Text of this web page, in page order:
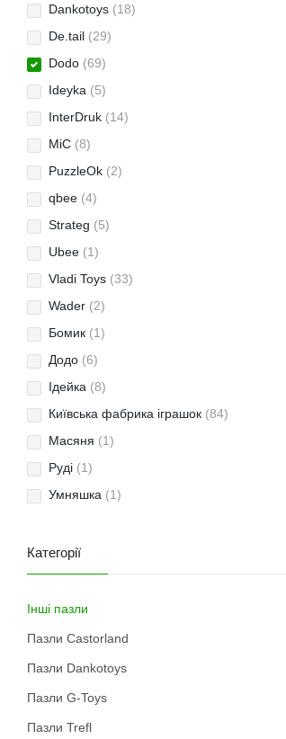
Dankotoys (18)
De.tail (29)
Dodo (69)
Ideyka (5)
InterDruk (14)
MiC (8)
PuzzleOk (2)
qbee (4)
Strateg (5)
Ubee (1)
Vladi Toys (33)
Wader (2)
Бомик (1)
Додо (6)
Ідейка (8)
Київська фабрика іграшок (84)
Масяня (1)
Руді (1)
Умняшка (1)
Категорії
Інші пазли
Пазли Castorland
Пазли Dankotoys
Пазли G-Toys
Пазли Trefl